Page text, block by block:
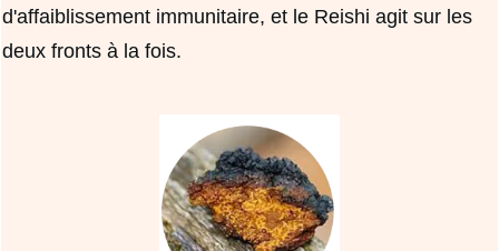
d'affaiblissement immunitaire, et le Reishi agit sur les
deux fronts à la fois.